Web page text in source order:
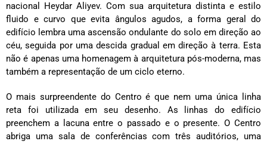
nacional Heydar Aliyev. Com sua arquitetura distinta e estilo
fluido e curvo que evita ângulos agudos, a forma geral do
edifício lembra uma ascensão ondulante do solo em direção ao
céu, seguida por uma descida gradual em direção à terra. Esta
não é apenas uma homenagem à arquitetura pós-moderna, mas
também a representação de um ciclo eterno.
O mais surpreendente do Centro é que nem uma única linha
reta foi utilizada em seu desenho. As linhas do edifício
preenchem a lacuna entre o passado e o presente. O Centro
abriga uma sala de conferências com três auditórios, uma